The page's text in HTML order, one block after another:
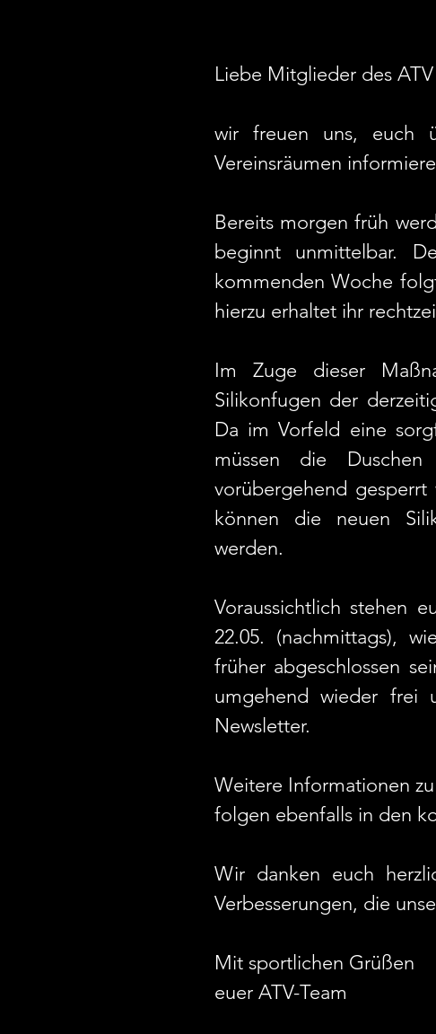
Liebe Mitglieder des ATV
wir freuen uns, euch
Vereinsräumen
Bereits morgen früh
beginnt unmittelbar.
kommenden Woche
hierzu erhaltet ihr
Im Zuge dieser
Silikonfugen der
Da im Vorfeld eine
müssen die
vorübergehend gesperrt
können die neuen
werden.
Voraussichtlich stehen
22.05. (nachmittags),
früher abgeschlossen
umgehend wieder frei
Newsletter.
Weitere Informationen
folgen ebenfalls in den
Wir danken euch
Verbesserungen, die
Mit sportlichen Grüßen
euer ATV-Team